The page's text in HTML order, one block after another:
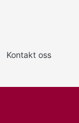
Kontakt oss